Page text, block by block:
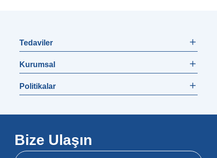
Tedaviler
Kurumsal
Politikalar
Bize Ulaşın